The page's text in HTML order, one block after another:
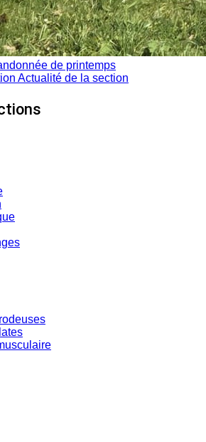
de printemps
Actualité de la section